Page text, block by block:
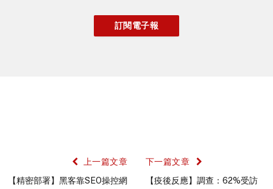
上一篇文章
【精密部署】黑客靠SEO操控網
下一篇文章
【疫後反應】調查：62%受訪